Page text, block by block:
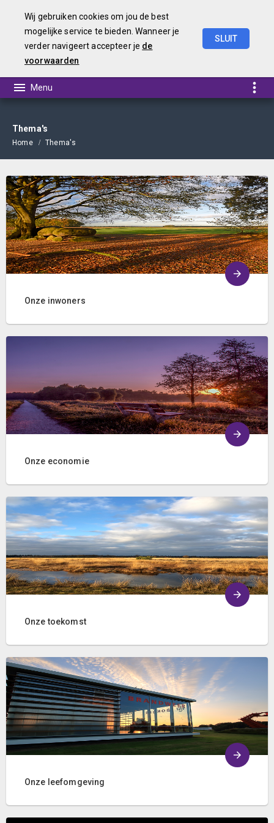
Thema's
Home Thema's
Onze inwoners
Onze economie
Onze toekomst
Onze leefomgeving
Wij gebruiken cookies om jou de best
mogelijke service te bieden. Wanneer je
verder navigeert accepteer je de
voorwaarden
SLUIT